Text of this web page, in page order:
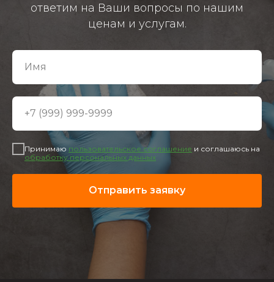
ответим на Ваши вопросы по нашим
ценам и услугам.
Принимаю пользовательское соглашение и соглашаюсь на
обработку персональных данных
Отправить заявку